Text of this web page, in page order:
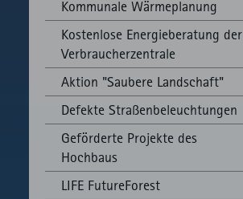
Kommunale Wärmeplanung
Kostenlose Energieberatung der
Verbraucherzentrale
Aktion "Saubere Landschaft"
Defekte Straßenbeleuchtungen
Geförderte Projekte des
Hochbaus
LIFE FutureForest